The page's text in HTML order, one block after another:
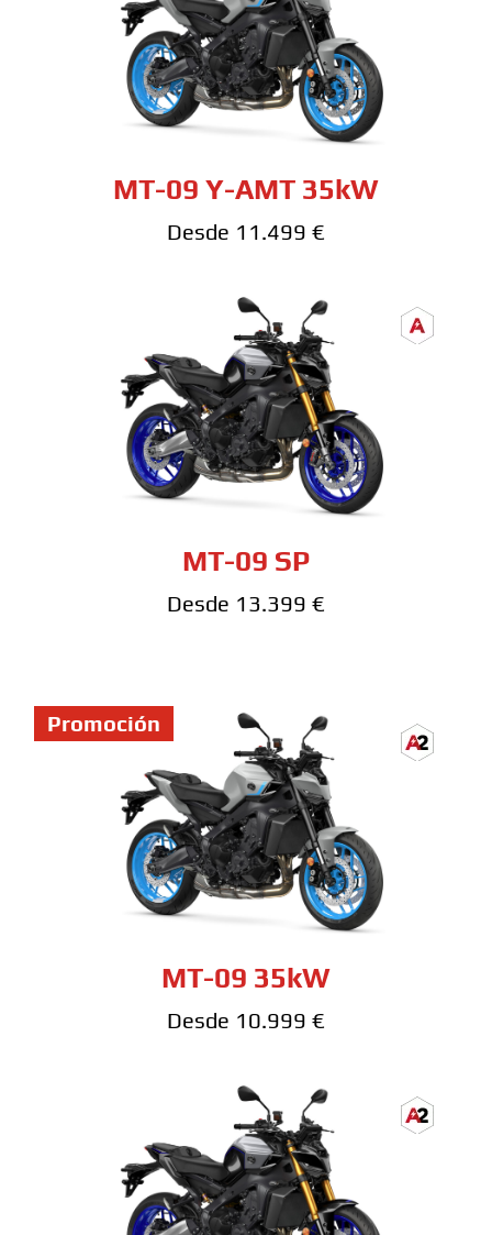
MT-09 Y-AMT 35kW
Desde 11.499 €
MT-09 SP
Desde 13.399 €
Promoción
MT-09 35kW
Desde 10.999 €